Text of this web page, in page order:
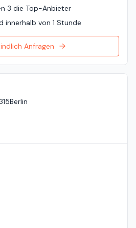
3 die Top-Anbieter
innerhalb von 1 Stunde
Anfragen
Berlin